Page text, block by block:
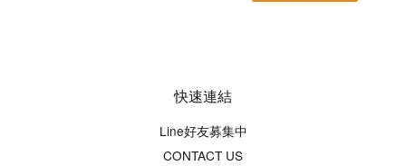
快速連結
Line好友募集中
CONTACT US